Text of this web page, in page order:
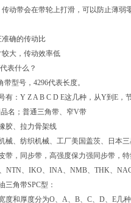
动带会在带轮上打滑，可以防止薄弱
准确的传动比
大，传动效率低
表什么？
带型号，4296代表长度。
有：Y Z A B C D E这几种，从Y到E，
名；普通三角带、窄V带
胶、拉力骨架线
械、纺织机械、工厂美国盖茨、日本
带，同步带，高强度保力强同步带，
NTN、IKO、INA、NMB、THK、
三角带SPC型：
度和厚度分为O、A、B、C、D、E几